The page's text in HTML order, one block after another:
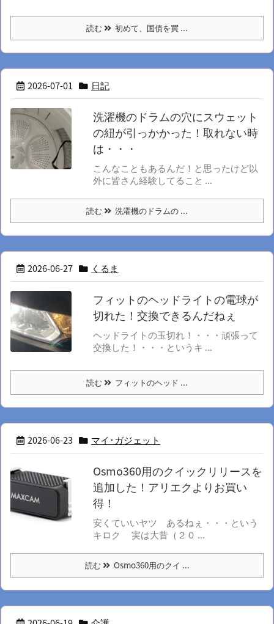
読む 初めて、国債を買 ...
2026-07-01 日記
洗濯機のドラムの穴にスウェット
の紐が引っかかった！取れない時
は・・・
こんなこともあるんだ！と思ったけど以
外に皆さん経験してること ...
読む 洗濯機のドラムの ...
2026-06-27 くるま
フィットのヘッドライトの電球が
切れた！交換できるんだねぇ
ヘッドライトの玉切れ！・・・頑張って
交換した！・・・というキ ...
読む フィットのヘッド ...
2026-06-23 マイ･ガジェット
Osmo360用のクイックリリースを
追加した！アリエクよりお買い
得！
安くていいヤツ あるねぇ・・・という
キロク 実は大昔（２０ ...
読む Osmo360用のクイ ...